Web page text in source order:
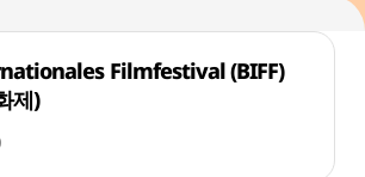
Filmfestival (BIFF)
제)